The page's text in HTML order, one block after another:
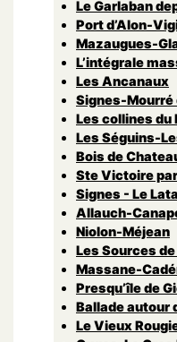
Le Garlaban
Port d’Alon-
Mazaugues-
L’intégrale
Les Ancanaux
Signes-Mourré
Les collines du
Les Séguins-
Bois de
Ste Victoire
Signes - Le
Allauch-
Niolon-Méjean
Les Sources de
Massane-
Presqu’île de
Ballade autour
Le Vieux